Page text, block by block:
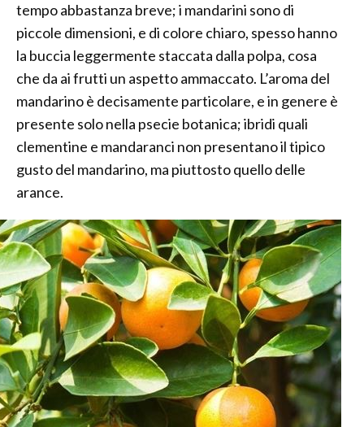
tempo abbastanza breve; i mandarini sono di
piccole dimensioni, e di colore chiaro, spesso hanno
la buccia leggermente staccata dalla polpa, cosa
che da ai frutti un aspetto ammaccato. L’aroma del
mandarino è decisamente particolare, e in genere è
presente solo nella psecie botanica; ibridi quali
clementine e mandaranci non presentano il tipico
gusto del mandarino, ma piuttosto quello delle
arance.